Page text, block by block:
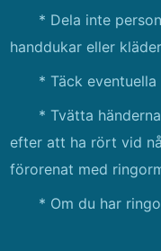
* Dela inte
handdukar eller
* Täck
* Tvätta
efter att ha rört vid
förorenat med
* Om du har